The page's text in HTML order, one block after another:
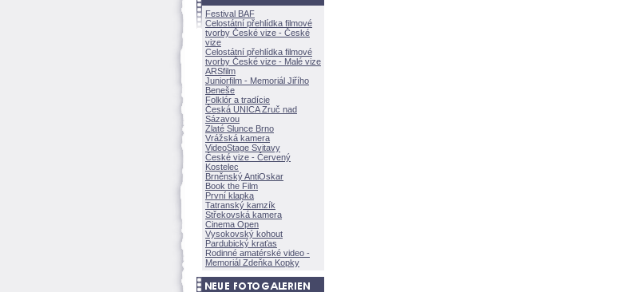
Festival BAF
Celostátní přehlídka filmové
tvorby České vize - České
vize
Celostátní přehlídka filmové
tvorby České vize - Malé vize
ARSfilm
Juniorfilm - Memoriál Jiřího
Beneše
Folklór a tradície
Česká UNICA Zruč nad
Sázavou
Zlaté Slunce Brno
Vrážská kamera
VideoStage Svitavy
České vize - Červený
Kostelec
Brněnský AntiOskar
Book the Film
První klapka
Tatranský kamzík
Střekovská kamera
Cinema Open
Vysokovský kohout
Pardubický kraťas
Rodinné amatérské video -
Memoriál Zdeňka Kopky